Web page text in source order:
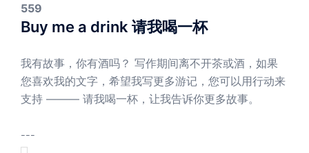
559
Buy me a drink 请我喝一杯
我有故事，你有酒吗？ 写作期间离不开茶或酒，如果
您喜欢我的文字，希望我写更多游记，您可以用行动来
支持 ——— 请我喝一杯，让我告诉你更多故事。
---